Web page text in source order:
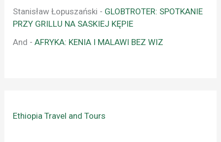
Stanisław Łopuszański - GLOBTROTER: SPOTKANIE
PRZY GRILLU NA SASKIEJ KĘPIE
And -AFRYKA: KENIA I MALAWI BEZ WIZ
Ethiopia Travel and Tours